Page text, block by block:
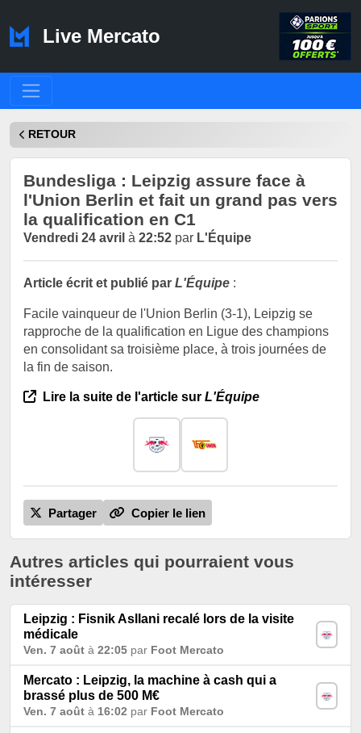
Live Mercato
RETOUR
Bundesliga : Leipzig assure face à
l'Union Berlin et fait un grand pas vers
la qualification en C1
Vendredi 24 avril à 22:52 par L'Équipe
Article écrit et publié par L'Équipe :
Facile vainqueur de l'Union Berlin (3-1), Leipzig se
rapproche de la qualification en Ligue des champions
en consolidant sa troisième place, à trois journées de
la fin de saison.
Lire la suite de l'article sur L'Équipe
Partager Copier le lien
Autres articles qui pourraient vous
intéresser
Leipzig : Fisnik Asllani recalé lors de la visite
médicale
Ven. 7 août à 22:05 par Foot Mercato
Mercato : Leipzig, la machine à cash qui a
brassé plus de 500 M€
Ven. 7 août à 16:02 par Foot Mercato